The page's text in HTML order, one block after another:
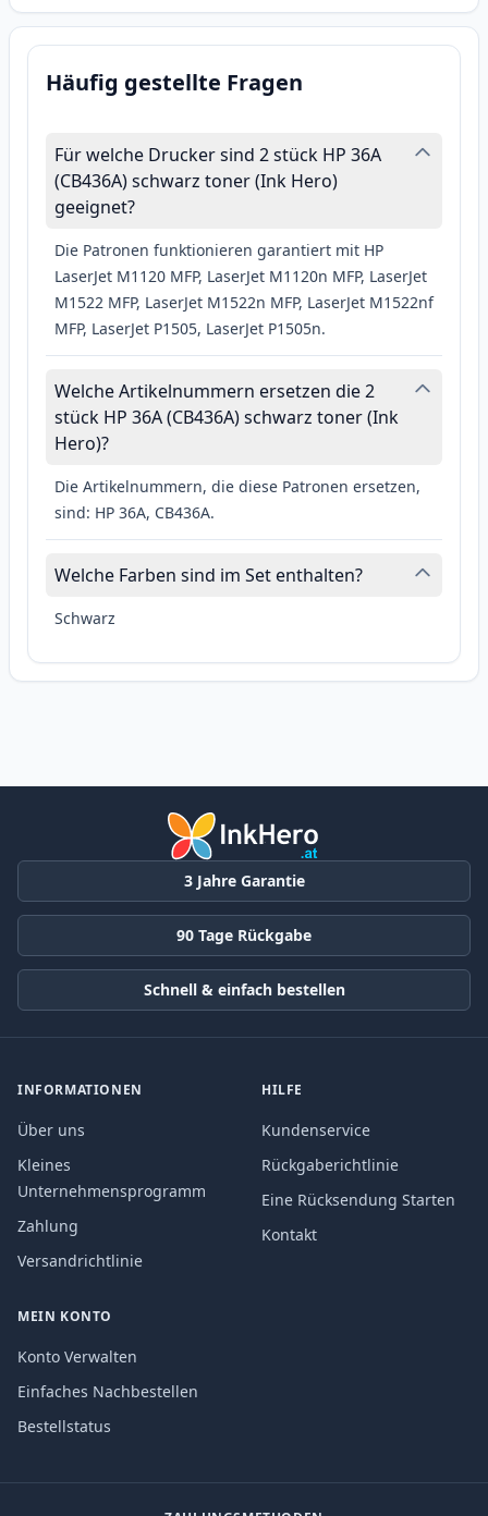
Häufig gestellte Fragen
Für welche Drucker sind 2 stück HP 36A
(CB436A) schwarz toner (Ink Hero)
geeignet?
Die Patronen funktionieren garantiert mit HP
LaserJet M1120 MFP, LaserJet M1120n MFP, LaserJet
M1522 MFP, LaserJet M1522n MFP, LaserJet M1522nf
MFP, LaserJet P1505, LaserJet P1505n.
Welche Artikelnummern ersetzen die 2
stück HP 36A (CB436A) schwarz toner (Ink
Hero)?
Die Artikelnummern, die diese Patronen ersetzen,
sind: HP 36A, CB436A.
Welche Farben sind im Set enthalten?
Schwarz
3 Jahre Garantie
90 Tage Rückgabe
Schnell & einfach bestellen
INFORMATIONEN
Über uns
Kleines
Unternehmensprogramm
Zahlung
Versandrichtlinie
HILFE
Kundenservice
Rückgaberichtlinie
Eine Rücksendung Starten
Kontakt
MEIN KONTO
Konto Verwalten
Einfaches Nachbestellen
Bestellstatus